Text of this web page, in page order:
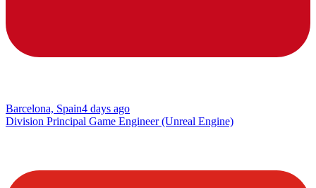
Barcelona, Spain4 days ago
Division Principal Game Engineer (Unreal Engine)